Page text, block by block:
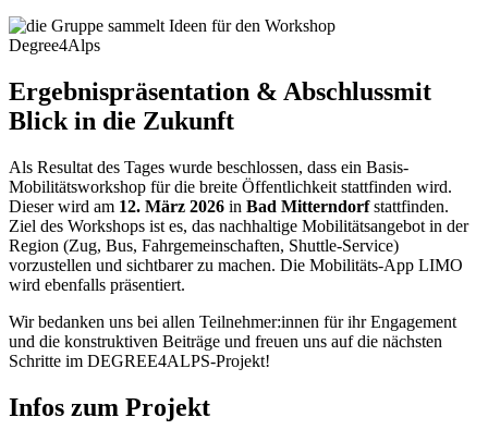
Degree4Alps
Ergebnispräsentation & Abschlussmit
Blick in die Zukunft
Als Resultat des Tages wurde beschlossen, dass ein Basis-
Mobilitätsworkshop für die breite Öffentlichkeit stattfinden wird.
Dieser wird am 12. März 2026 in Bad Mitterndorfstattfinden.
Ziel des Workshops ist es, das nachhaltige Mobilitätsangebot in der
Region (Zug, Bus, Fahrgemeinschaften, Shuttle-Service)
vorzustellen und sichtbarer zu machen. Die Mobilitäts-App LIMO
wird ebenfalls präsentiert.
Wir bedanken uns bei allen Teilnehmer:innen für ihr Engagement
und die konstruktiven Beiträge und freuen uns auf die nächsten
Schritte im DEGREE4ALPS-Projekt!
Infos zum Projekt